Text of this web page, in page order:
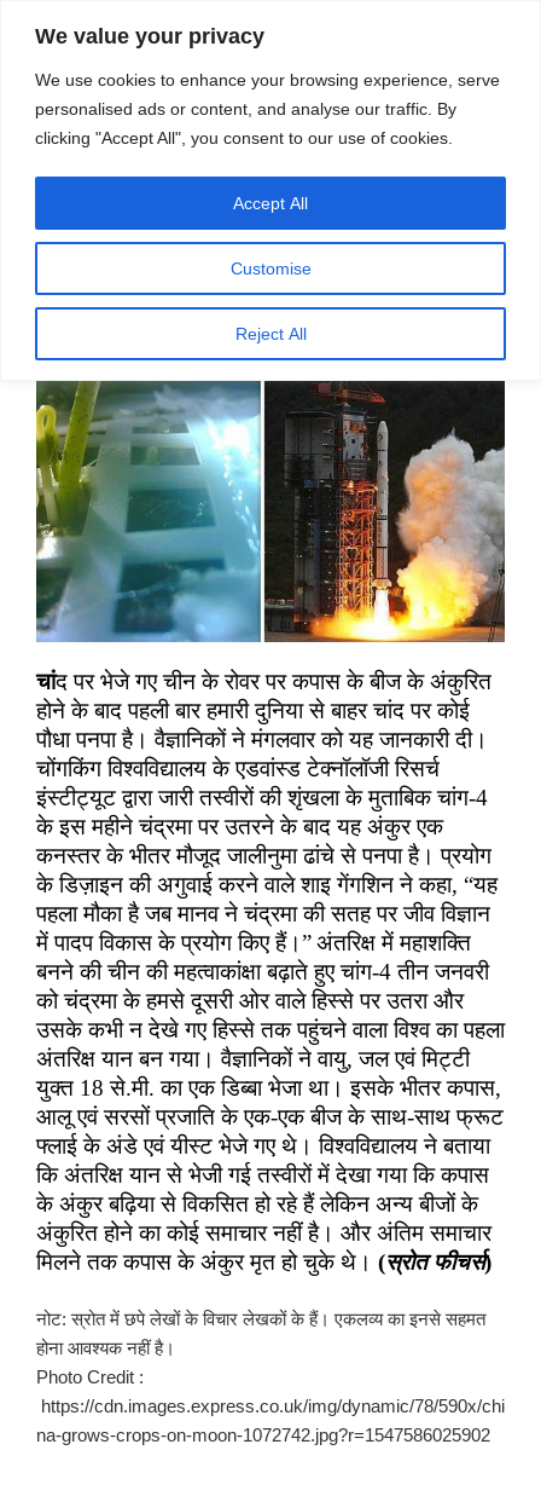
We value your privacy
We use cookies to enhance your browsing experience, serve
personalised ads or content, and analyse our traffic. By
clicking "Accept All", you consent to our use of cookies.
Customise
Reject All
Accept All
स्रोत
मेनू
जनवरी 30, 2019पर
प्रकाशित
गया
चांद पर पौधे उगाए गए – डॉ. दीपक कोहली
चांद पर भेजे गए चीन के रोवर पर कपास के बीज के अंकुरित
होने के बाद पहली बार हमारी दुनिया से बाहर चांद पर कोई
पौधा पनपा है। वैज्ञानिकों ने मंगलवार को यह जानकारी दी।
चोंगकिंग विश्वविद्यालय के एडवांस्ड टेक्नॉलॉजी रिसर्च
इंस्टीट्यूट द्वारा जारी तस्वीरों की शृंखला के मुताबिक चांग-4
के इस महीने चंद्रमा पर उतरने के बाद यह अंकुर एक
कनस्तर के भीतर मौजूद जालीनुमा ढांचे से पनपा है। प्रयोग
के डिज़ाइन की अगुवाई करने वाले शाइ गेंगशिन ने कहा, “यह
पहला मौका है जब मानव ने चंद्रमा की सतह पर जीव विज्ञान
में पादप विकास के प्रयोग किए हैं।”अंतरिक्ष में महाशक्ति
बनने की चीन की महत्वाकांक्षा बढ़ाते हुए चांग-4 तीन जनवरी
को चंद्रमा के हमसे दूसरी ओर वाले हिस्से पर उतरा और
उसके कभी न देखे गए हिस्से तक पहुंचने वाला विश्व का पहला
अंतरिक्ष यान बन गया। वैज्ञानिकों ने वायु,जल एवं मिट्टी
युक्त 18 से.मी. का एक डिब्बा भेजा था। इसके भीतर कपास,
आलू एवं सरसों प्रजाति के एक-एक बीज के साथ-साथ फ्रूट
फ्लाई के अंडे एवं यीस्ट भेजे गए थे। विश्वविद्यालय ने बताया
कि अंतरिक्ष यान से भेजी गई तस्वीरों में देखा गया कि कपास
के अंकुर बढ़िया से विकसित हो रहे हैं लेकिन अन्य बीजों के
अंकुरित होने का कोई समाचार नहीं है। और अंतिम समाचार
मिलने तक कपास के अंकुर मृत हो चुके थे। (स्रोत फीचर्स)
नोट: स्रोत में छपे लेखों के विचार लेखकों के हैं। एकलव्य का इनसे सहमत
होना आवश्यक नहीं है।
Photo Credit :
https://cdn.images.express.co.uk/img/dynamic/78/590x/chi
na-grows-crops-on-moon-1072742.jpg?r=1547586025902